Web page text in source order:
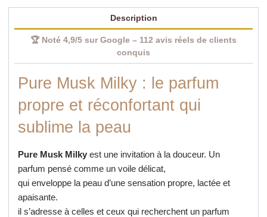
Description
🏆 Noté 4,9/5 sur Google – 112 avis réels de clients
conquis
Pure Musk Milky : le parfum
propre et réconfortant qui
sublime la peau
Pure Musk Milkyest une invitation à la douceur. Un
parfum pensé comme un voile délicat,
qui enveloppe la peau d’une sensation propre, lactée et
apaisante.
il s’adresse à celles et ceux qui recherchent un parfum